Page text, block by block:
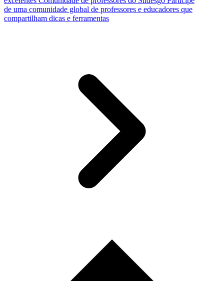
de uma comunidade global de professores e educadores que
compartilham dicas e ferramentas